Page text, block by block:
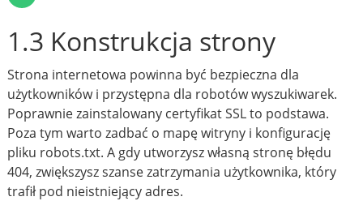
1.3 Konstrukcja strony
Strona internetowa powinna być bezpieczna dla
użytkowników i przystępna dla robotów wyszukiwarek.
Poprawnie zainstalowany certyfikat SSL to podstawa.
Poza tym warto zadbać o mapę witryny i konfigurację
pliku robots.txt. A gdy utworzysz własną stronę błędu
404, zwiększysz szanse zatrzymania użytkownika, który
trafił pod nieistniejący adres.